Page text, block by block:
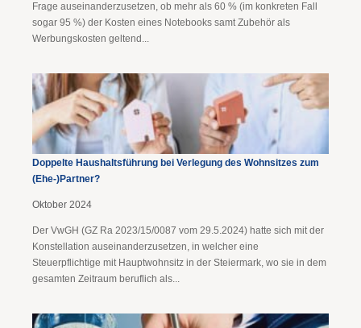
Frage auseinanderzusetzen, ob mehr als 60 % (im konkreten Fall
sogar 95 %) der Kosten eines Notebooks samt Zubehör als
Werbungskosten geltend...
Doppelte Haushaltsführung bei Verlegung des Wohnsitzes zum
(Ehe-)Partner?
Oktober 2024
Der VwGH (GZ Ra 2023/15/0087 vom 29.5.2024) hatte sich mit der
Konstellation auseinanderzusetzen, in welcher eine
Steuerpflichtige mit Hauptwohnsitz in der Steiermark, wo sie in dem
gesamten Zeitraum beruflich als...